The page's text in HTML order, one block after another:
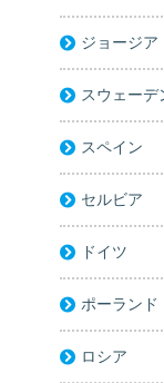
ジョージア
スウェーデ
スペイン
セルビア
ドイツ
ポーランド
ロシア